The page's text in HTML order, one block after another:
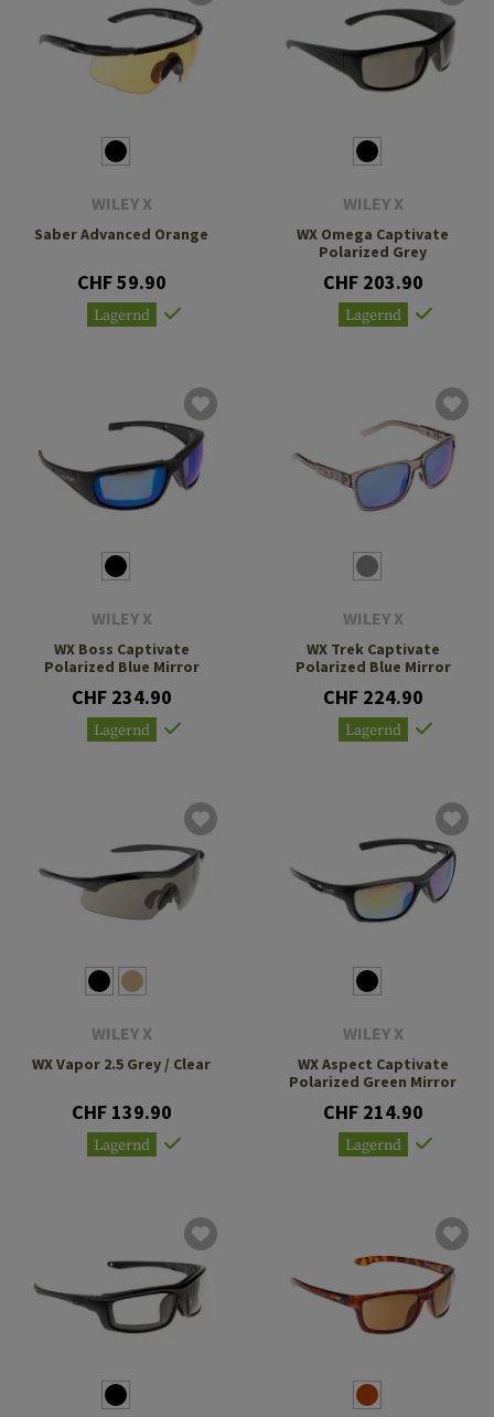
WILEY X
Saber Advanced Orange
CHF 59.90
Lagernd
WILEY X
WX Omega Captivate
Polarized Grey
CHF 203.90
Lagernd
WILEY X
WX Boss Captivate
Polarized Blue Mirror
CHF 234.90
Lagernd
WILEY X
WX Trek Captivate
Polarized Blue Mirror
CHF 224.90
Lagernd
WILEY X
WX Vapor 2.5 Grey / Clear
CHF 139.90
Lagernd
WILEY X
WX Aspect Captivate
Polarized Green Mirror
CHF 214.90
Lagernd